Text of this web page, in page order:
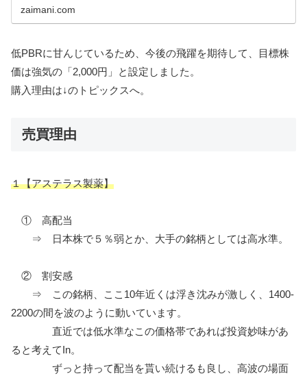
zaimani.com
低PBRに甘んじているため、今後の飛躍を期待して、目標株
価は強気の「2,000円」と設定しました。
購入理由は↓のトピックスへ。
売買理由
１【アステラス製薬】
① 高配当
⇒ 日本株で５％弱とか、大手の銘柄としては高水準。
② 割安感
⇒ この銘柄、ここ10年近くは浮き沈みが激しく、1400-
2200の間を波のように動いています。
直近では低水準なこの価格帯であれば投資妙味があ
ると考えてIn。
ずっと持って配当を貰い続けるも良し、高波の場面